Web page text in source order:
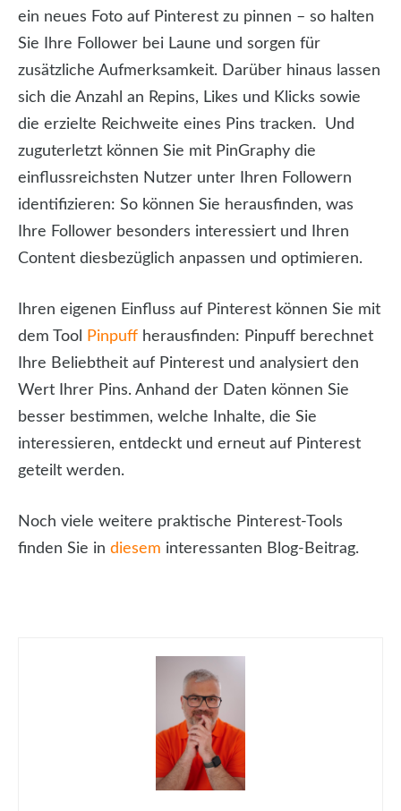
ein neues Foto auf Pinterest zu pinnen – so halten
Sie Ihre Follower bei Laune und sorgen für
zusätzliche Aufmerksamkeit. Darüber hinaus lassen
sich die Anzahl an Repins, Likes und Klicks sowie
die erzielte Reichweite eines Pins tracken. Und
zuguterletzt können Sie mit PinGraphy die
einflussreichsten Nutzer unter Ihren Followern
identifizieren: So können Sie herausfinden, was
Ihre Follower besonders interessiert und Ihren
Content diesbezüglich anpassen und optimieren.
Ihren eigenen Einfluss auf Pinterest können Sie mit
dem Tool
Pinpuff herausfinden: Pinpuff berechnet
Ihre Beliebtheit auf Pinterest und analysiert den
Wert Ihrer Pins. Anhand der Daten können Sie
besser bestimmen, welche Inhalte, die Sie
interessieren, entdeckt und erneut auf Pinterest
geteilt werden.
Noch viele weitere praktische Pinterest-Tools
finden Sie in diesem interessanten Blog-Beitrag.